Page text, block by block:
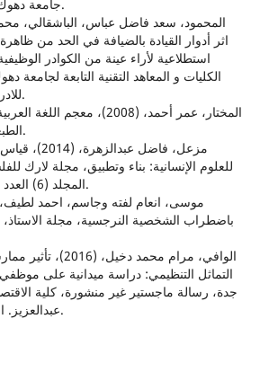
جامعة دهوك، المجلد (23)، العدد (2).
اثر أدوار القيادة بالضيافة في الحد من
استطلاعية لأراء عينة من الكوادر
الكليات و المعاهد التقنية التابعة لجامعة
للادراة، مجلد (40)، العدد (3).
المختار، عمر أحمد، (2008)،
الطبعة الأولى، القاهرة- مصر.
مزعل، فاضل
للعلوم الإنسانية: بناء وتطبيق، مجلة لارك
المجلد (6) العدد (14)، الصفحات (33-62).
الوافي، مرام محمد
التماثل التنظيمي: دراسة ميدانية على
جدة، رسالة ماجستير غير منشورة، كلية
عبدالعزيز. المملكة العربية السعودية.